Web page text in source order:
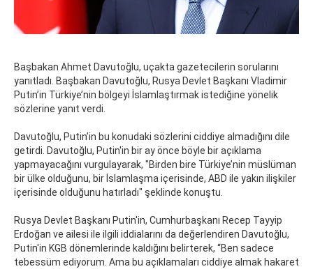
Başbakan Ahmet Davutoğlu, uçakta gazetecilerin sorularını
yanıtladı. Başbakan Davutoğlu, Rusya Devlet Başkanı Vladimir
Putin’in Türkiye’nin bölgeyi İslamlaştırmak istediğine yönelik
sözlerine yanıt verdi.
Davutoğlu, Putin’in bu konudaki sözlerini ciddiye almadığını dile
getirdi. Davutoğlu, Putin'in bir ay önce böyle bir açıklama
yapmayacağını vurgulayarak, "Birden bire Türkiye’nin müslüman
bir ülke olduğunu, bir İslamlaşma içerisinde, ABD ile yakın ilişkiler
içerisinde olduğunu hatırladı" şeklinde konuştu.
Rusya Devlet Başkanı Putin'in, Cumhurbaşkanı Recep Tayyip
Erdoğan ve ailesi ile ilgili iddialarını da değerlendiren Davutoğlu,
Putin'in KGB dönemlerinde kaldığını belirterek, “Ben sadece
tebessüm ediyorum. Ama bu açıklamaları ciddiye almak hakaret